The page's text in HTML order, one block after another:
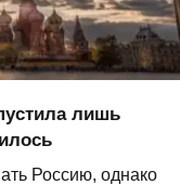
лишь
Россию, однако